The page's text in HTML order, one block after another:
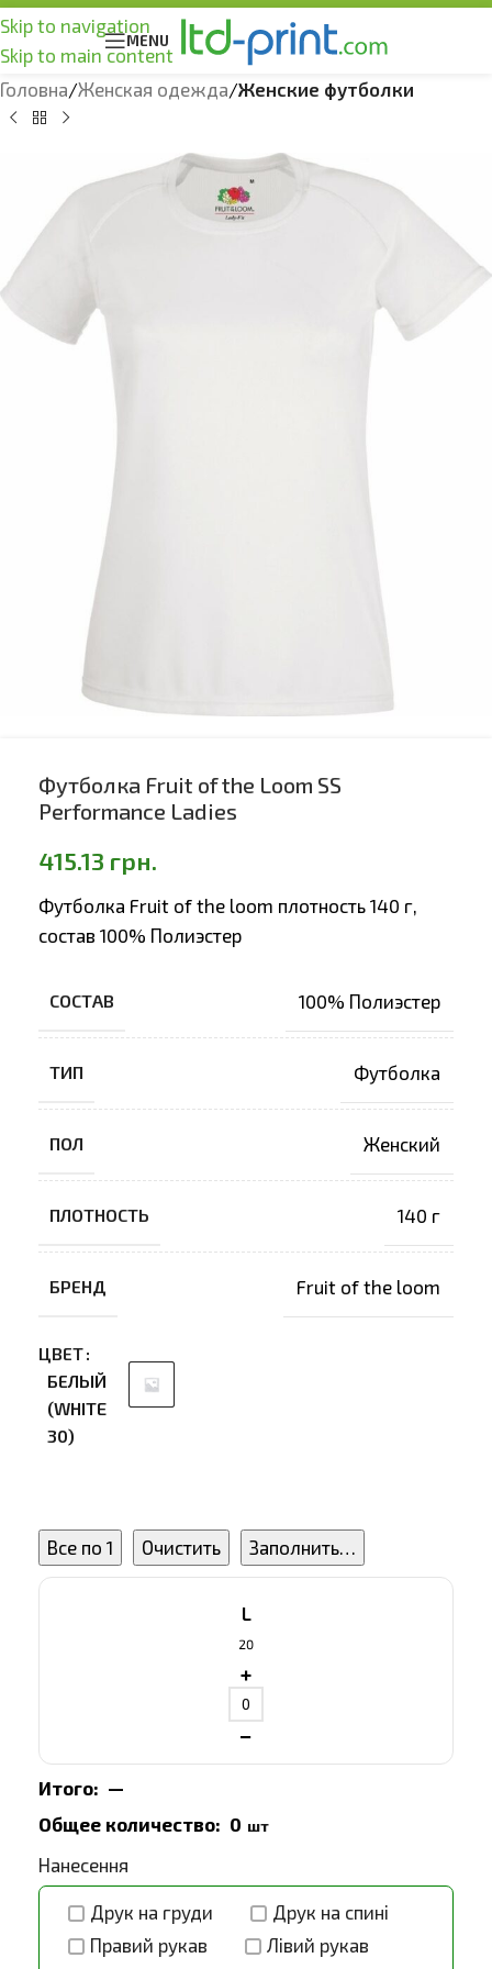
Skip to navigation
Skip to main content
MENU
Головна Женская одежда Женские футболки
Футболка Fruit of the Loom SS
Performance Ladies
415.13 грн.
Футболка Fruit of the loom плотность 140 г,
состав 100% Полиэстер
СОСТАВ 100% Полиэстер
ТИП Футболка
ПОЛ Женский
ПЛОТНОСТЬ 140 г
БРЕНД Fruit of the loom
ЦВЕТ
БЕЛЫЙ
(WHITE
30)
Все по 1 Очистить Заполнить…
L
20
−
+
Итого: —
Общее количество: 0 шт
Нанесення
Друк на груди
Друк на спині
Правий рукав
Лівий рукав